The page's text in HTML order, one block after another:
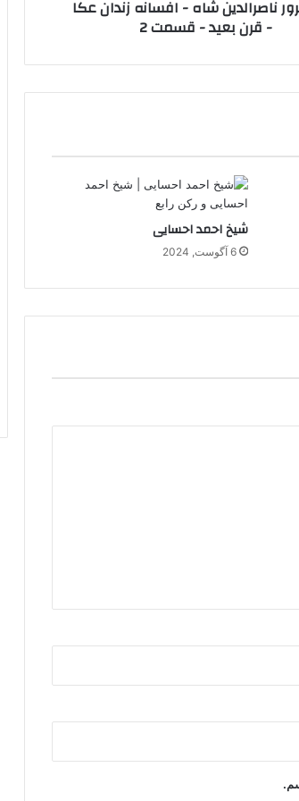
ناصرالدین شاه - افسانه زندان عکا
- قرن بعید - قسمت 2
شیخ احمد احسایی
6 آگوست, 2024